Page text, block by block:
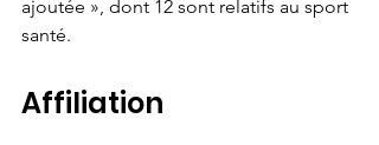
ajoutée », dont 12 sont relatifs au sport
santé.
Affiliation